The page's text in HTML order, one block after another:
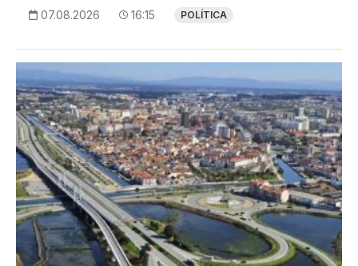
07.08.2026 16:15 POLÍTICA
Imagem